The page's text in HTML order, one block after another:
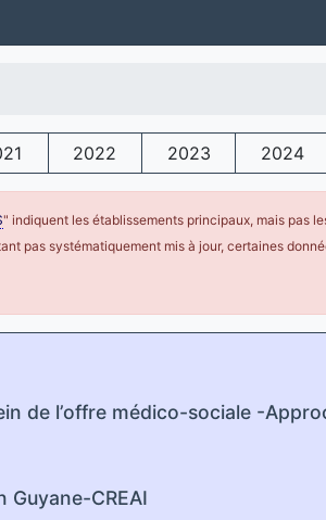
2022 2023 2024
" indiquent les établissements principaux, mais pas
pas systématiquement mis à jour, certaines
de l’offre médico-sociale -
CREAI